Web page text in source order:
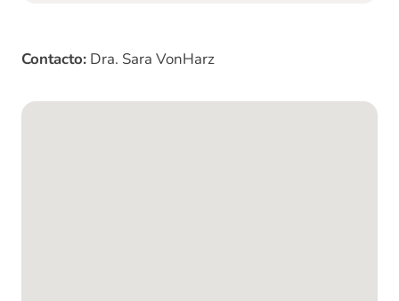
Contacto: Dra. Sara VonHarz
Mapa de Google